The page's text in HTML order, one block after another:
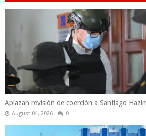
Aplazan revisión de coerción a Santiago
August 04, 2026 0